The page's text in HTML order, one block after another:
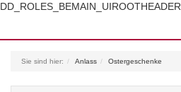
DD_ROLES_BEMAIN_UIROOTHEADER
Sie sind hier: Anlass Ostergeschenke